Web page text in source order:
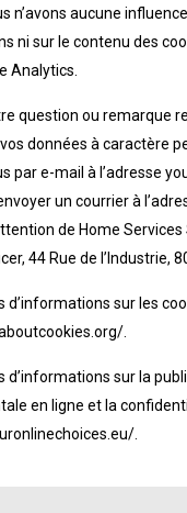
n’avons aucune
ni sur le contenu des
Analytics.
question ou remarque
données à caractère
par e-mail à l’adresse
un courrier à
de Home
44 Rue de l’Industrie,
d’informations sur les
.
d’informations sur la
en ligne et la
.